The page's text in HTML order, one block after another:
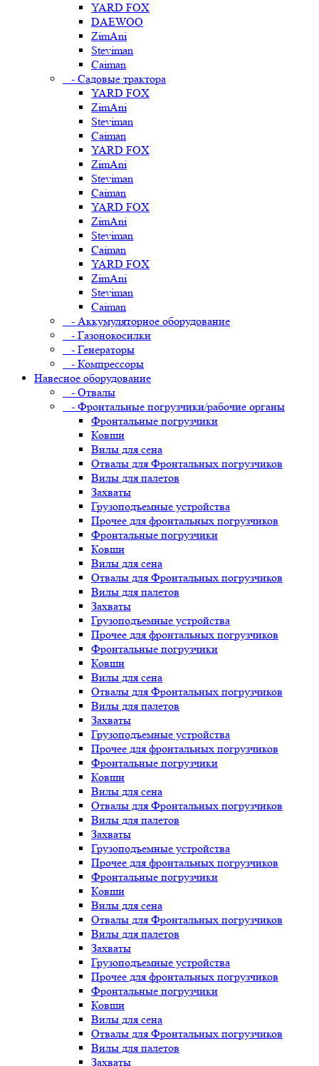
YARD FOX
DAEWOO
ZimAni
Steviman
Caiman
- Садовые трактора
YARD FOX
ZimAni
Steviman
Caiman
YARD FOX
ZimAni
Steviman
Caiman
YARD FOX
ZimAni
Steviman
Caiman
YARD FOX
ZimAni
Steviman
Caiman
- Аккумуляторное оборудование
- Газонокосилки
- Генераторы
- Компрессоры
Навесное оборудование
- Отвалы
- Фронтальные погрузчики/рабочие органы
Фронтальные погрузчики
Ковши
Вилы для сена
Отвалы для Фронтальных погрузчиков
Вилы для палетов
Захваты
Грузоподъемные устройства
Прочее для фронтальных погрузчиков
Фронтальные погрузчики
Ковши
Вилы для сена
Отвалы для Фронтальных погрузчиков
Вилы для палетов
Захваты
Грузоподъемные устройства
Прочее для фронтальных погрузчиков
Фронтальные погрузчики
Ковши
Вилы для сена
Отвалы для Фронтальных погрузчиков
Вилы для палетов
Захваты
Грузоподъемные устройства
Прочее для фронтальных погрузчиков
Фронтальные погрузчики
Ковши
Вилы для сена
Отвалы для Фронтальных погрузчиков
Вилы для палетов
Захваты
Грузоподъемные устройства
Прочее для фронтальных погрузчиков
Фронтальные погрузчики
Ковши
Вилы для сена
Отвалы для Фронтальных погрузчиков
Вилы для палетов
Захваты
Грузоподъемные устройства
Прочее для фронтальных погрузчиков
Фронтальные погрузчики
Ковши
Вилы для сена
Отвалы для Фронтальных погрузчиков
Вилы для палетов
Захваты